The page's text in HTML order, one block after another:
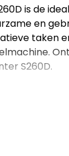
is de
en
taken
S260D.